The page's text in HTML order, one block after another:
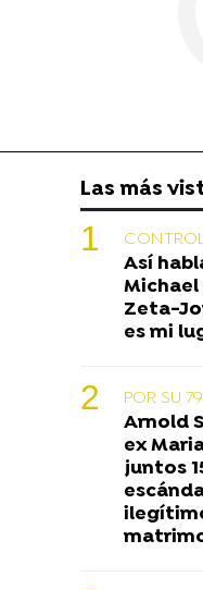
Las más
Así
Michael
Zeta-
es mi
POR SU
Arnold
ex
juntos